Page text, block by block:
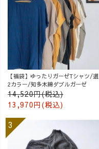
【福袋】ゆったりガーゼTシャツ/
2カラー/知多木綿ダブルガーゼ
14,520円(税込)
13,970円(税込)